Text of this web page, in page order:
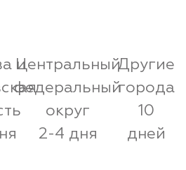
и
Центральный
федеральный
округ
2-4 дня
Другие
города
10
дней